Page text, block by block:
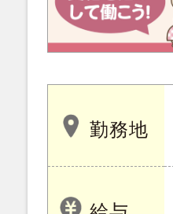
勤務地